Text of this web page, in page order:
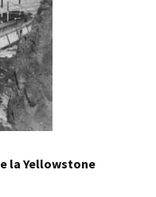
la Yellowstone